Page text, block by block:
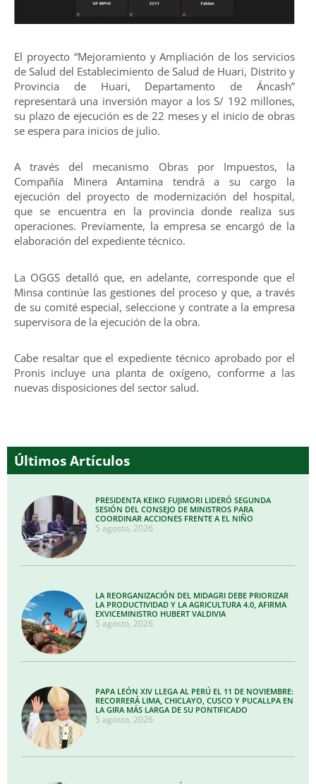
El proyecto “Mejoramiento y Ampliación de los servicios
de Salud del Establecimiento de Salud de Huari, Distrito y
Provincia de Huari, Departamento de Áncash”
representará una inversión mayor a los S/ 192 millones,
su plazo de ejecución es de 22 meses y el inicio de obras
se espera para inicios de julio.
A través del mecanismo Obras por Impuestos, la
Compañía Minera Antamina tendrá a su cargo la
ejecución del proyecto de modernización del hospital,
que se encuentra en la provincia donde realiza sus
operaciones. Previamente, la empresa se encargó de la
elaboración del expediente técnico.
La OGGS detalló que, en adelante, corresponde que el
Minsa continúe las gestiones del proceso y que, a través
de su comité especial, seleccione y contrate a la empresa
supervisora de la ejecución de la obra.
Cabe resaltar que el expediente técnico aprobado por el
Pronis incluye una planta de oxígeno, conforme a las
nuevas disposiciones del sector salud.
Últimos Artículos
PRESIDENTA KEIKO FUJIMORI LIDERÓ SEGUNDA
SESIÓN DEL CONSEJO DE MINISTROS PARA
COORDINAR ACCIONES FRENTE A EL NIÑO
5 agosto, 2026
LA REORGANIZACIÓN DEL MIDAGRI DEBE PRIORIZAR
LA PRODUCTIVIDAD Y LA AGRICULTURA 4.0, AFIRMA
EXVICEMINISTRO HUBERT VALDIVIA
5 agosto, 2026
PAPA LEÓN XIV LLEGA AL PERÚ EL 11 DE NOVIEMBRE:
RECORRERÁ LIMA, CHICLAYO, CUSCO Y PUCALLPA EN
LA GIRA MÁS LARGA DE SU PONTIFICADO
5 agosto, 2026